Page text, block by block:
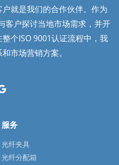
就是我们的合作伙伴。作为
户探讨当地市场需求，并开
个ISO 9001认证流程中，我
市场营销方案。
服务
光纤夹具
光纤分配箱